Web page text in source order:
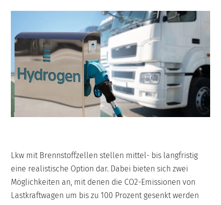
Lkw mit Brennstoffzellen stellen mittel- bis langfristig
eine realistische Option dar. Dabei bieten sich zwei
Möglichkeiten an, mit denen die CO2-Emissionen von
Lastkraftwagen um bis zu 100 Prozent gesenkt werden